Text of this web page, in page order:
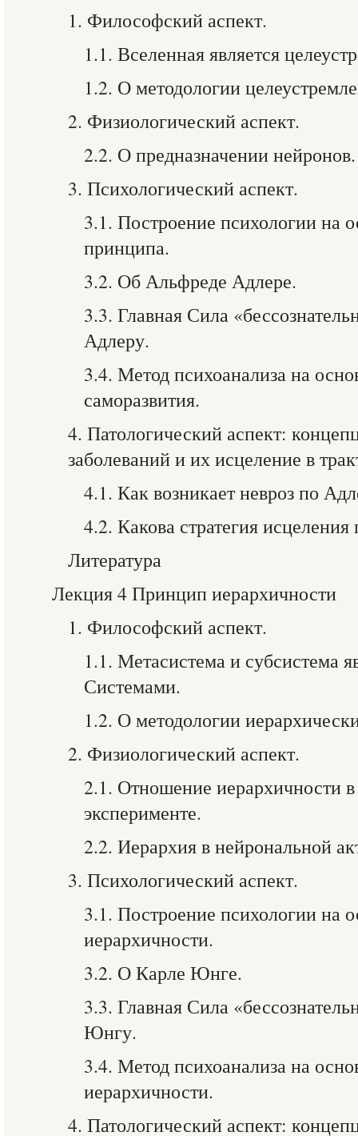
1. Философский аспект.
1.1. Вселенная является
1.2. О методологии
2. Физиологический аспект.
2.2. О предназначении нейронов.
3. Психологический аспект.
3.1. Построение психологии на
принципа.
3.2. Об Альфреде Адлере.
3.3. Главная Сила
Адлеру.
3.4. Метод психоанализа на
саморазвития.
4. Патологический аспект:
заболеваний и их исцеление в
4.1. Как возникает невроз по
4.2. Какова стратегия
Литература
Лекция 4 Принцип иерархичности
1. Философский аспект.
1.1. Метасистема и субсистема
Системами.
1.2. О методологии
2. Физиологический аспект.
2.1. Отношение иерархичности
эксперименте.
2.2. Иерархия в нейрональной
3. Психологический аспект.
3.1. Построение психологии на
иерархичности.
3.2. О Карле Юнге.
3.3. Главная Сила
Юнгу.
3.4. Метод психоанализа на
иерархичности.
4. Патологический аспект: